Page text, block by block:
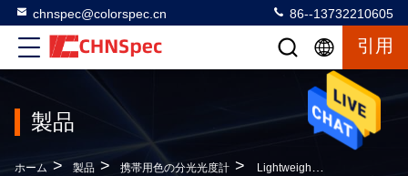
chnspec@colorspec.cn 86--13732210605
引用
製品
ホーム > 製品 > 携帯用色の分光光度計 > Lightweighの測色計の手持ち型の分光光度計原子車のペンキの走査器